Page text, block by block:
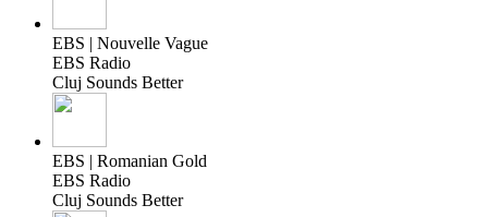
EBS | Nouvelle Vague
EBS Radio
Cluj Sounds Better
EBS | Romanian Gold
EBS Radio
Cluj Sounds Better